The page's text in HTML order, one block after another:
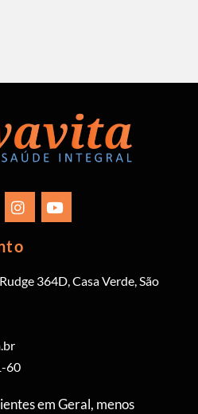
364D, Casa Verde, São
60
em Geral, menos